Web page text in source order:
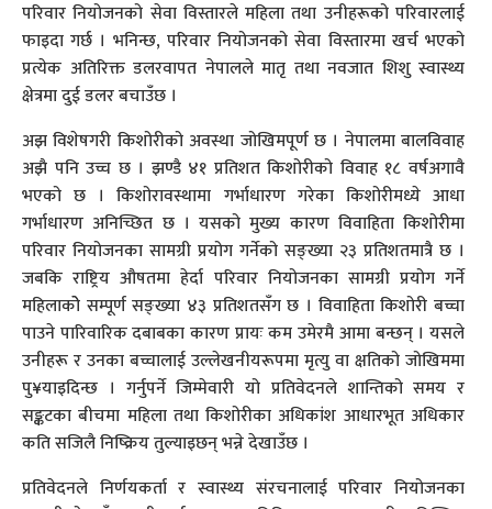
परिवार नियोजनको सेवा विस्तारले महिला तथा उनीहरूको परिवारलाई
फाइदा गर्छ । भनिन्छ, परिवार नियोजनको सेवा विस्तारमा खर्च भएको
प्रत्येक अतिरिक्त डलरवापत नेपालले मातृ तथा नवजात शिशु स्वास्थ्य
क्षेत्रमा दुई डलर बचाउँछ ।
अझ विशेषगरी किशोरीको अवस्था जोखिमपूर्ण छ । नेपालमा बालविवाह
अझै पनि उच्च छ । झण्डै ४१ प्रतिशत किशोरीको विवाह १८ वर्षअगावै
भएको छ । किशोरावस्थामा गर्भाधारण गरेका किशोरीमध्ये आधा
गर्भाधारण अनिच्छित छ । यसको मुख्य कारण विवाहिता किशोरीमा
परिवार नियोजनका सामग्री प्रयोग गर्नेको सङ्ख्या २३ प्रतिशतमात्रै छ ।
जबकि राष्ट्रिय औषतमा हेर्दा परिवार नियोजनका सामग्री प्रयोग गर्ने
महिलाकोे सम्पूर्ण सङ्ख्या ४३ प्रतिशतसँग छ । विवाहिता किशोरी बच्चा
पाउने पारिवारिक दबाबका कारण प्रायः कम उमेरमै आमा बन्छन् । यसले
उनीहरू र उनका बच्चालाई उल्लेखनीयरूपमा मृत्यु वा क्षतिको जोखिममा
पु¥याइदिन्छ । गर्नुपर्ने जिम्मेवारी यो प्रतिवेदनले शान्तिको समय र
सङ्कटका बीचमा महिला तथा किशोरीका अधिकांश आधारभूत अधिकार
कति सजिलै निष्क्रिय तुल्याइछन् भन्ने देखाउँछ ।
प्रतिवेदनले निर्णयकर्ता र स्वास्थ्य संरचनालाई परिवार नियोजनका